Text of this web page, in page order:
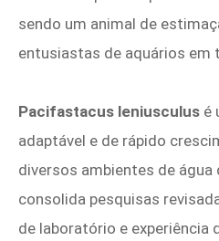
sendo um animal de
entusiastas de aquários em
Pacifastacus leniusculus é
adaptável e de rápido
diversos ambientes de água
consolida pesquisas
de laboratório e experiência